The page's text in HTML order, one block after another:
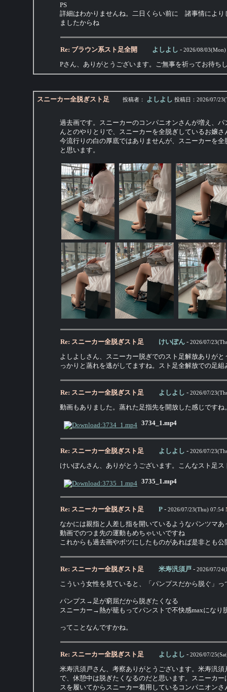
PS
詳細はわかりませんね。二日くらい前に 諸事情によ
ましたからね
Re: ブラウン系スト足全開 よしよし - 2026/08/03(Mon)
Pさん、ありがとうございます。ご無事を祈ってお待ち
スニーカー全脱ぎスト足 投稿者： よしよし 投稿日： 2026/07/
過去画です。スニーカーのコンパニオンさんが増え、
んとのやりとりで、スニーカーを全脱ぎしているお嬢
今流行りの白の厚底ではありませんが、スニーカーを
と思います。
Re: スニーカー全脱ぎスト足 けいぽん - 2026/07/
よしよしさん、スニーカー脱ぎでのスト足解放ありが
っかりと蒸れを逃がしてますね。スト足全解放での足
Re: スニーカー全脱ぎスト足 よしよし - 2026/07/
動画もありました。蒸れた足指先を開放した感じですね
3734_1.mp4
Re: スニーカー全脱ぎスト足 よしよし - 2026/07/
けいぽんさん、ありがとうございます。こんなスト足
3735_1.mp4
Re: スニーカー全脱ぎスト足 P - 2026/07/23(Thu) 07:54
なかには親指と人差し指を開いているようなパンツマあ
動画でのつま先の運動もめちゃいいですね
これからも過去画やボツにしたものがあれば是非とも
Re: スニーカー全脱ぎスト足 米寿汎須戸 - 2026/07/
こういう女性を見ていると、「パンプスだから脱ぐ」
パンプス→足が窮屈だから脱ぎたくなる
スニーカー→熱が籠もってパンストで不快感maxになり
ってことなんですかね。
Re: スニーカー全脱ぎスト足 よしよし - 2026/07/
米寿汎須戸さん、考察ありがとうございます。米寿汎
で、休憩中は脱ぎたくなるのだと思います。スニーカ
スを履いてからスニーカー着用しているコンパニオン